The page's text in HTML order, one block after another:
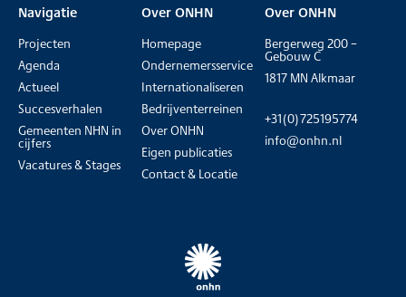
Navigatie
Projecten
Agenda
Actueel
Succesverhalen
Gemeenten NHN in
cijfers
Vacatures & Stages
Over ONHN
Homepage
Ondernemersservice
Internationaliseren
Bedrijventerreinen
Over ONHN
Eigen publicaties
Contact & Locatie
Over ONHN
Bergerweg 200 –
Gebouw C
1817 MN Alkmaar
+31(0)725195774
info@onhn.nl